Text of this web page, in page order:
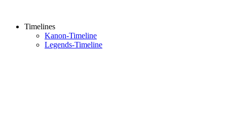
Timelines
Kanon-Timeline
Legends-Timeline